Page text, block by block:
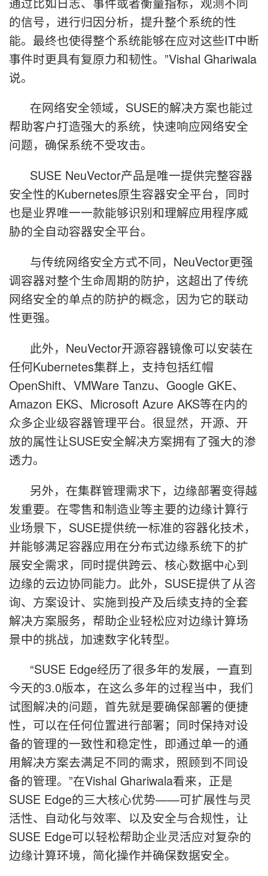
的信号，进行归因分析，提升整个系统的性
能。最终也使得整个系统能够在应对这些IT中断
事件时更具有复原力和韧性。”Vishal Ghariwala
说。
在网络安全领域，SUSE的解决方案也能过
帮助客户打造强大的系统，快速响应网络安全
问题，确保系统不受攻击。
SUSE NeuVector产品是唯一提供完整容器
安全性的Kubernetes原生容器安全平台，同时
也是业界唯一一款能够识别和理解应用程序威
胁的全自动容器安全平台。
与传统网络安全方式不同，NeuVector更强
调容器对整个生命周期的防护，这超出了传统
网络安全的单点的防护的概念，因为它的联动
性更强。
此外，NeuVector开源容器镜像可以安装在
任何Kubernetes集群上，支持包括红帽
OpenShift、VMWare Tanzu、Google GKE、
Amazon EKS、Microsoft Azure AKS等在内的
众多企业级容器管理平台。很显然，开源、开
放的属性让SUSE安全解决方案拥有了强大的渗
透力。
另外，在集群管理需求下，边缘部署变得越
发重要。在零售和制造业等主要的边缘计算行
业场景下，SUSE提供统一标准的容器化技术，
并能够满足容器应用在分布式边缘系统下的扩
展安全需求，同时提供跨云、核心数据中心到
边缘的云边协同能力。此外，SUSE提供了从咨
询、方案设计、实施到投产及后续支持的全套
解决方案服务，帮助企业轻松应对边缘计算场
景中的挑战，加速数字化转型。
“SUSE Edge经历了很多年的发展，一直到
今天的3.0版本，在这么多年的过程当中，我们
试图解决的问题，首先就是要确保部署的便捷
性，可以在任何位置进行部署；同时保持对设
备的管理的一致性和稳定性，即通过单一的通
用解决方案去满足不同的需求，照顾到不同设
备的管理。”在Vishal Ghariwala看来，正是
SUSE Edge的三大核心优势——可扩展性与灵
活性、自动化与效率、以及安全与合规性，让
SUSE Edge可以轻松帮助企业灵活应对复杂的
边缘计算环境，简化操作并确保数据安全。